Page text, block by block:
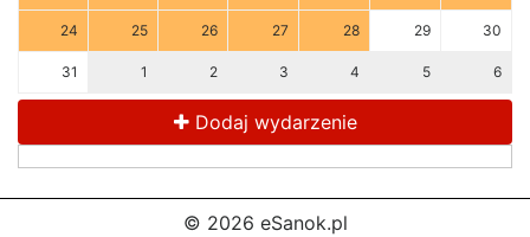
24 25 26 27 28 29 30
31 1 2 3 4 5 6
Dodaj wydarzenie
© 2026 eSanok.pl